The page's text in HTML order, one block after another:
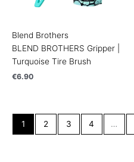
Blend Brothers
BLEND BROTHERS Gripper |
Turquoise Tire Brush
€6.90
1 2 3 4 …